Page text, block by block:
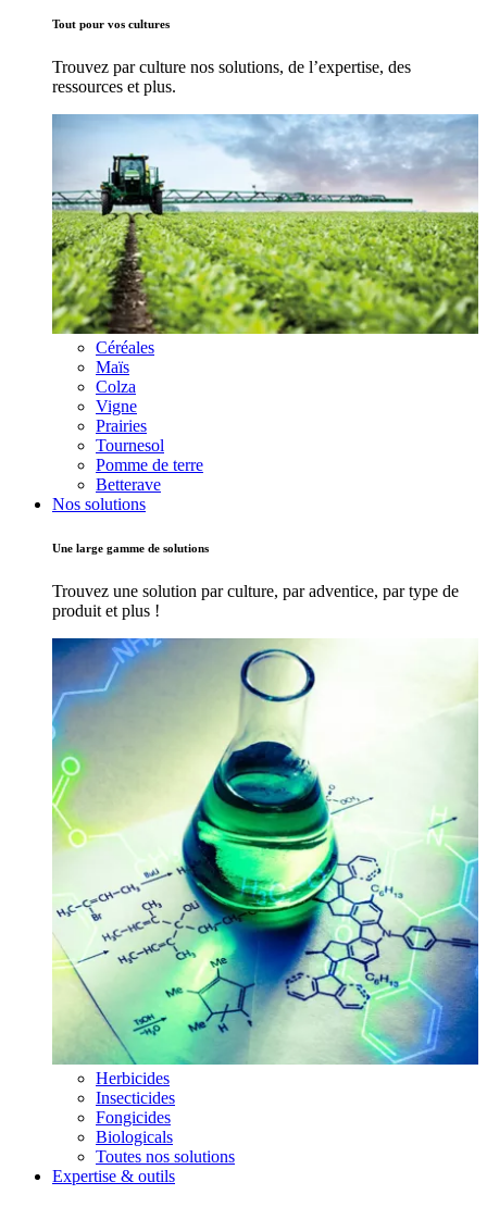
Tout pour vos cultures
Trouvez par culture nos solutions, de l’expertise, des
ressources et plus.
Céréales
Maïs
Colza
Vigne
Prairies
Tournesol
Pomme de terre
Betterave
Nos solutions
Une large gamme de solutions
Trouvez une solution par culture, par adventice, par type de
produit et plus !
Herbicides
Insecticides
Fongicides
Biologicals
Toutes nos solutions
Expertise & outils